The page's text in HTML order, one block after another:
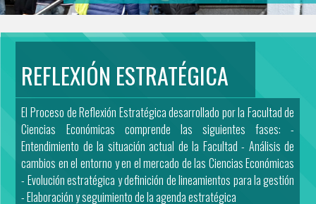
REFLEXIÓN ESTRATÉGICA
El Proceso de Reflexión Estratégica desarrollado por la Facultad de
Ciencias Económicas comprende las siguientes fases: -
Entendimiento de la situación actual de la Facultad - Análisis de
cambios en el entorno y en el mercado de las Ciencias Económicas
- Evolución estratégica y definición de lineamientos para la gestión
- Elaboración y seguimiento de la agenda estratégica